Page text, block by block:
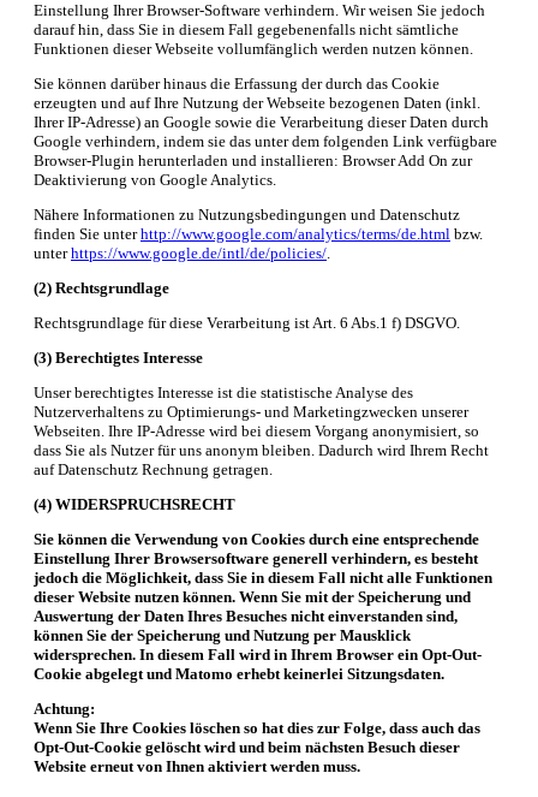
Einstellung Ihrer Browser-Software verhindern. Wir weisen Sie jedoch
darauf hin, dass Sie in diesem Fall gegebenenfalls nicht sämtliche
Funktionen dieser Webseite vollumfänglich werden nutzen können.
Sie können darüber hinaus die Erfassung der durch das Cookie
erzeugten und auf Ihre Nutzung der Webseite bezogenen Daten (inkl.
Ihrer IP-Adresse) an Google sowie die Verarbeitung dieser Daten durch
Google verhindern, indem sie das unter dem folgenden Link verfügbare
Browser-Plugin herunterladen und installieren: Browser Add On zur
Deaktivierung von Google Analytics.
Nähere Informationen zu Nutzungsbedingungen und Datenschutz
finden Sie unterhttp://www.google.com/analytics/terms/de.html bzw.
unterhttps://www.google.de/intl/de/policies/.
(2) Rechtsgrundlage
Rechtsgrundlage für diese Verarbeitung ist Art. 6 Abs.1 f) DSGVO.
(3) Berechtigtes Interesse
Unser berechtigtes Interesse ist die statistische Analyse des
Nutzerverhaltens zu Optimierungs- und Marketingzwecken unserer
Webseiten. Ihre IP-Adresse wird bei diesem Vorgang anonymisiert, so
dass Sie als Nutzer für uns anonym bleiben. Dadurch wird Ihrem Recht
auf Datenschutz Rechnung getragen.
(4) WIDERSPRUCHSRECHT
Sie können die Verwendung von Cookies durch eine entsprechende
Einstellung Ihrer Browsersoftware generell verhindern, es besteht
jedoch die Möglichkeit, dass Sie in diesem Fall nicht alle Funktionen
dieser Website nutzen können. Wenn Sie mit der Speicherung und
Auswertung der Daten Ihres Besuches nicht einverstanden sind,
können Sie der Speicherung und Nutzung per Mausklick
widersprechen. In diesem Fall wird in Ihrem Browser ein Opt-Out-
Cookie abgelegt und Matomo erhebt keinerlei Sitzungsdaten.
Achtung:
Wenn Sie Ihre Cookies löschen so hat dies zur Folge, dass auch das
Opt-Out-Cookie gelöscht wird und beim nächsten Besuch dieser
Website erneut von Ihnen aktiviert werden muss.